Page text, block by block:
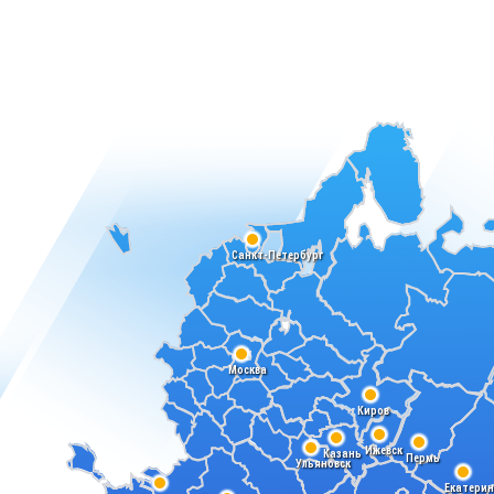
Ульяновск
Санкт-Петербург
Ижевск
Киров
Москва
Казань Пермь